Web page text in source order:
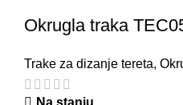
Okrugla traka
Trake za dizanje tereta,